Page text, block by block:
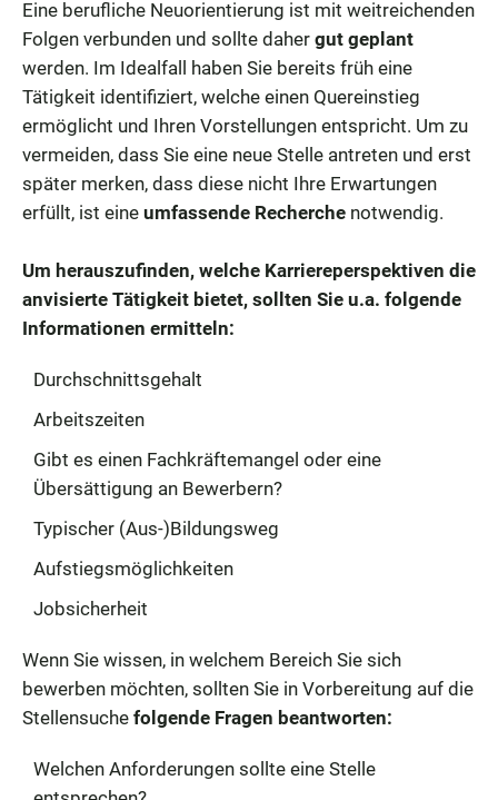
Eine berufliche Neuorientierung ist mit weitreichenden
Folgen verbunden und sollte daher gut geplant
werden. Im Idealfall haben Sie bereits früh eine
Tätigkeit identifiziert, welche einen Quereinstieg
ermöglicht und Ihren Vorstellungen entspricht. Um zu
vermeiden, dass Sie eine neue Stelle antreten und erst
später merken, dass diese nicht Ihre Erwartungen
erfüllt, ist eine umfassende Recherche notwendig.
Um herauszufinden, welche Karriereperspektiven die
anvisierte Tätigkeit bietet, sollten Sie u.a. folgende
Informationen ermitteln:
Durchschnittsgehalt
Arbeitszeiten
Gibt es einen Fachkräftemangel oder eine
Übersättigung an Bewerbern?
Typischer (Aus-)Bildungsweg
Aufstiegsmöglichkeiten
Jobsicherheit
Wenn Sie wissen, in welchem Bereich Sie sich
bewerben möchten, sollten Sie in Vorbereitung auf die
Stellensuche folgende Fragen beantworten:
Welchen Anforderungen sollte eine Stelle